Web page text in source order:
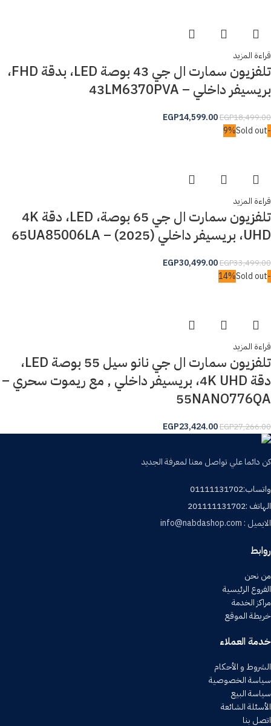
قراءة المزيد
تلفزيون سمارت ال جي 43 بوصة LED، بدقة FHD،
بريسيفر داخلي – 43LM6370PVA
EGP18,499.00
EGP14,599.00
-9%
Sold out
قراءة المزيد
تلفزيون سمارت ال جي 65 بوصة، LED، دقة 4K
UHD، بريسيفر داخلي (2025) – 65UA85006LA
EGP33,499.00
EGP30,499.00
-14%
Sold out
قراءة المزيد
تلفزيون سمارت ال جي نانو سيل 55 بوصة LED،
دقة 4K UHD، بريسيفر داخلي , مع ريموت سحري –
55NANO776QA
EGP27,266.00
EGP23,424.00
كن دائما علي تواصل معنا لمعرفة الجديد
واتساب:01111131702
الهاتف :201111131702
الايميل : info@nabdashop.com
روابط
من نحن
الفروع الرئيسية
مراكز الخدمة
خريطة الموقع
خدمة العملاء
الشروط و الأحكام
سياسة الخصوصية
سياسة البيع
الأسئلة الشائعة
اتصل بنا